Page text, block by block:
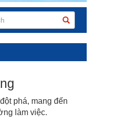
đột phá, mang đến
làm việc.